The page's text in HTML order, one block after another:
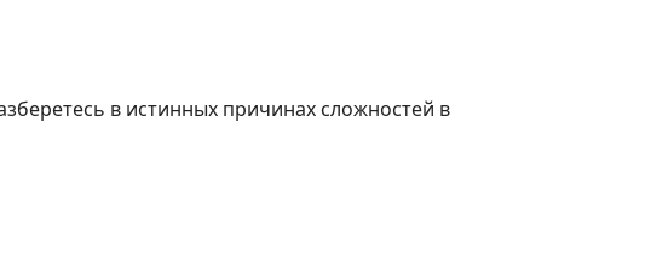
в истинных причинах сложностей в